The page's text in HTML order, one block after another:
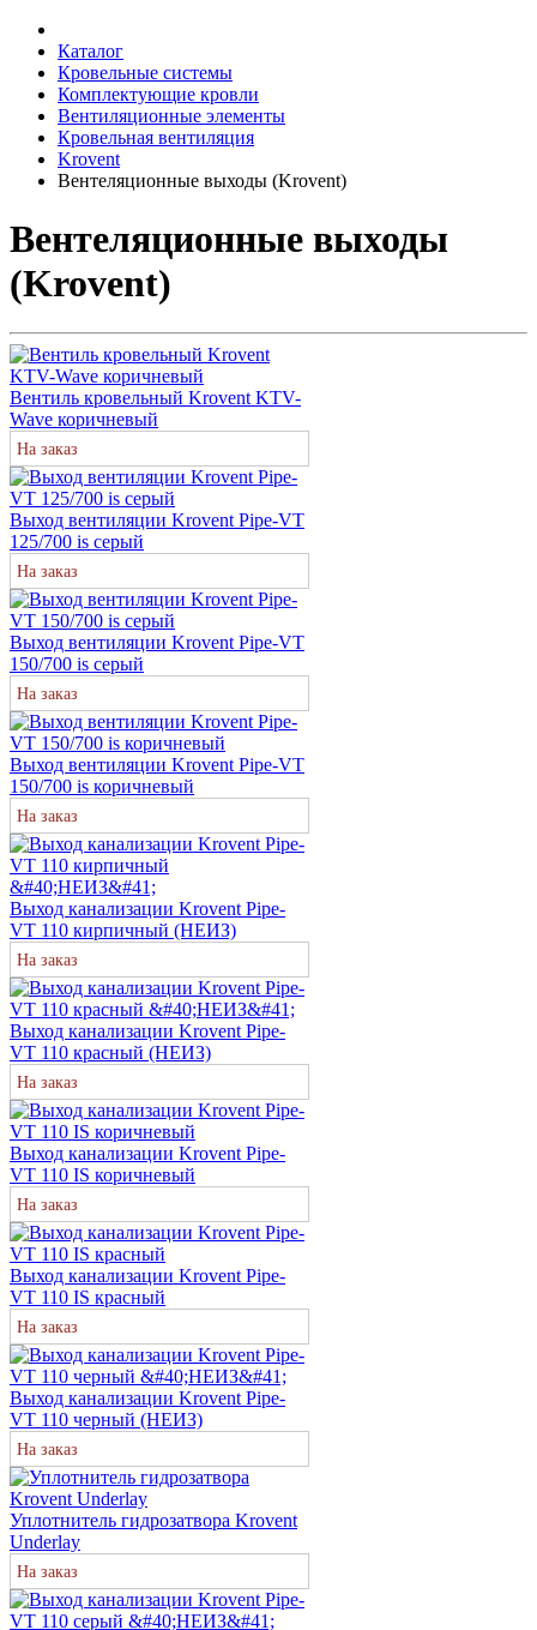
Каталог
Кровельные системы
Комплектующие кровли
Вентиляционные элементы
Кровельная вентиляция
Krovent
Вентеляционные выходы (Krovent)
Вентеляционные выходы
(Krovent)
Вентиль кровельный Krovent KTV-
Wave коричневый
На заказ
Выход вентиляции Krovent Pipe-VT
125/700 is серый
На заказ
Выход вентиляции Krovent Pipe-VT
150/700 is серый
На заказ
Выход вентиляции Krovent Pipe-VT
150/700 is коричневый
На заказ
Выход канализации Krovent Pipe-
VT 110 кирпичный (НЕИЗ)
На заказ
Выход канализации Krovent Pipe-
VT 110 красный (НЕИЗ)
На заказ
Выход канализации Krovent Pipe-
VT 110 IS коричневый
На заказ
Выход канализации Krovent Pipe-
VT 110 IS красный
На заказ
Выход канализации Krovent Pipe-
VT 110 черный (НЕИЗ)
На заказ
Уплотнитель гидрозатвора Krovent
Underlay
На заказ